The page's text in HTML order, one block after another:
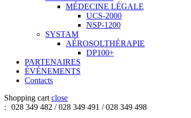
MÉDECINE LÉGALE
UCS-2000
NSP-1200
SYSTAM
AÉROSOLTHÉRAPIE
DP100+
PARTENAIRES
ÉVÉNEMENTS
Contacts
Shopping cart close
:
028 349 482 / 028 349 491 / 028 349 498